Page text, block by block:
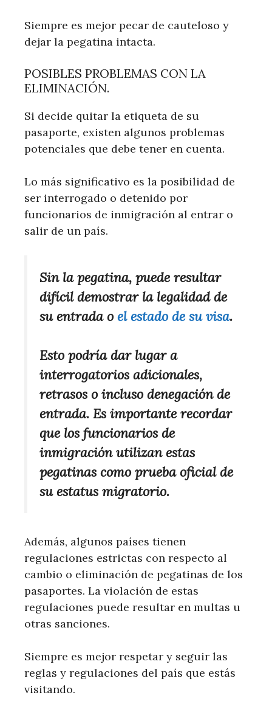
Siempre es mejor pecar de cauteloso y
dejar la pegatina intacta.
POSIBLES PROBLEMAS CON LA
ELIMINACIÓN.
Si decide quitar la etiqueta de su
pasaporte, existen algunos problemas
potenciales que debe tener en cuenta.
Lo más significativo es la posibilidad de
ser interrogado o detenido por
funcionarios de inmigración al entrar o
salir de un país.
Sin la pegatina, puede resultar
difícil demostrar la legalidad de
su entrada oel estado de su visa.
Esto podría dar lugar a
interrogatorios adicionales,
retrasos o incluso denegación de
entrada. Es importante recordar
que los funcionarios de
inmigración utilizan estas
pegatinas como prueba oficial de
su estatus migratorio.
Además, algunos países tienen
regulaciones estrictas con respecto al
cambio o eliminación de pegatinas de los
pasaportes. La violación de estas
regulaciones puede resultar en multas u
otras sanciones.
Siempre es mejor respetar y seguir las
reglas y regulaciones del país que estás
visitando.